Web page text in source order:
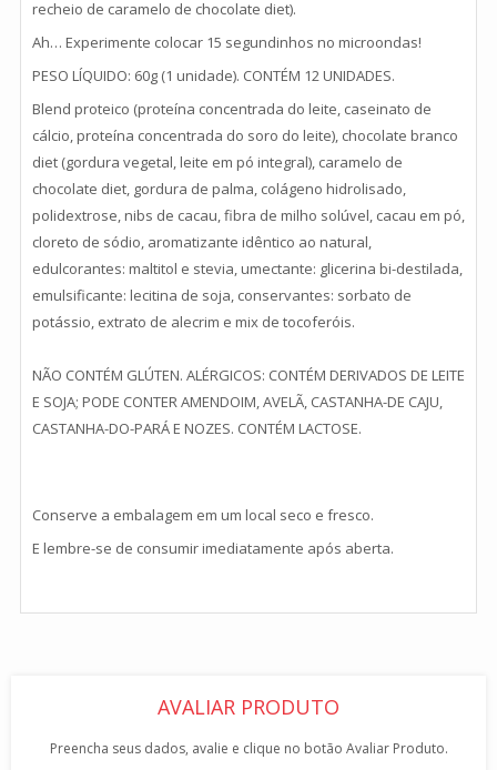
recheio de caramelo de chocolate diet).
Ah… Experimente colocar 15 segundinhos no microondas!
PESO LÍQUIDO: 60g (1 unidade). CONTÉM 12 UNIDADES.
Blend proteico (proteína concentrada do leite, caseinato de
cálcio, proteína concentrada do soro do leite), chocolate branco
diet (gordura vegetal, leite em pó integral), caramelo de
chocolate diet, gordura de palma, colágeno hidrolisado,
polidextrose, nibs de cacau, fibra de milho solúvel, cacau em pó,
cloreto de sódio, aromatizante idêntico ao natural,
edulcorantes: maltitol e stevia, umectante: glicerina bi-destilada,
emulsificante: lecitina de soja, conservantes: sorbato de
potássio, extrato de alecrim e mix de tocoferóis.
NÃO CONTÉM GLÚTEN. ALÉRGICOS: CONTÉM DERIVADOS DE LEITE
E SOJA; PODE CONTER AMENDOIM, AVELÃ, CASTANHA-DE CAJU,
CASTANHA-DO-PARÁ E NOZES. CONTÉM LACTOSE.
Conserve a embalagem em um local seco e fresco.
E lembre-se de consumir imediatamente após aberta.
AVALIAR PRODUTO
Preencha seus dados, avalie e clique no botão Avaliar Produto.